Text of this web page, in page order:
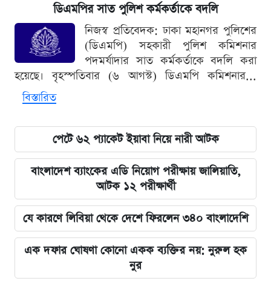
ডিএমপির সাত পুলিশ কর্মকর্তাকে বদলি
নিজস্ব প্রতিবেদক: ঢাকা মহানগর পুলিশের
(ডিএমপি) সহকারী পুলিশ কমিশনার
পদমর্যাদার সাত কর্মকর্তাকে বদলি করা
হয়েছে। বৃহস্পতিবার (৬ আগস্ট) ডিএমপি কমিশনার...
বিস্তারিত
পেটে ৬২ প্যাকেট ইয়াবা নিয়ে নারী আটক
বাংলাদেশ ব্যাংকের এডি নিয়োগ পরীক্ষায় জালিয়াতি,
আটক ১২ পরীক্ষার্থী
যে কারণে লিবিয়া থেকে দেশে ফিরলেন ৩৪০ বাংলাদেশি
এক দফার ঘোষণা কোনো একক ব্যক্তির নয়: নুরুল হক
নুর